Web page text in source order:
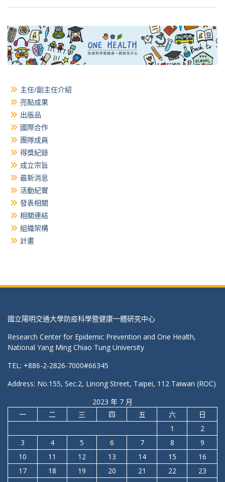
主任/副主任介紹
亮點成果
出版品
國際合作
團隊成員
得獎紀錄
成立宗旨
最新消息
活動紀實
發表相關
相關連結
組織架構
計畫
國立陽明交通大學防疫科學暨健康一體研究中心
Research Center for Epidemic Prevention and One Health,
National Yang Ming Chiao Tung University
TEL: +886-2-2826-7000#66345
Address: No.155, Sec.2, Linong Street, Taipei, 112 Taiwan (ROC)
2023 年 7 月
一
二 三 四 五 六
日
1
2
3
4 5 6 7 8
9
10
11 12 13 14 15
16
17
18 19 20 21 22
23